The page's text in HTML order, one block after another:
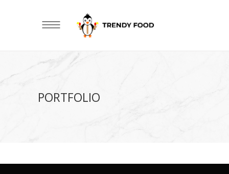
PORTFOLIO